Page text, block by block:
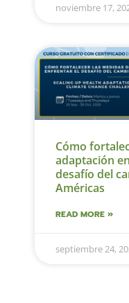
noviembre 17,
Cómo
adaptación
desafío del
Américas
READ MORE »
septiembre 24,